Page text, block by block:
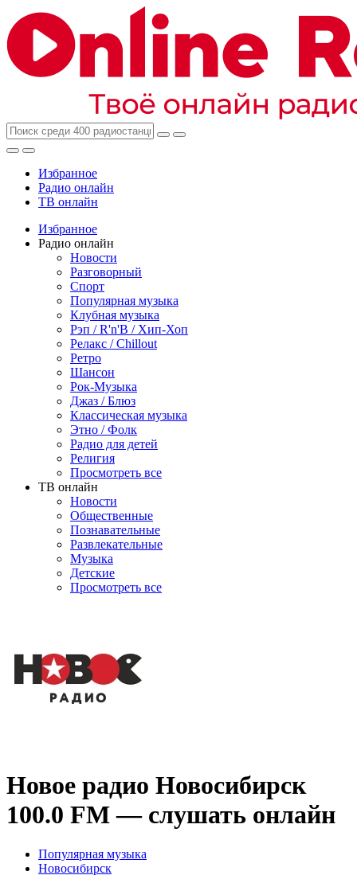
Избранное
Радио онлайн
ТВ онлайн
Избранное
Радио онлайн
Новости
Разговорный
Спорт
Популярная музыка
Клубная музыка
Рэп / R'n'B / Хип-Хоп
Релакс / Chillout
Ретро
Шансон
Рок-Музыка
Джаз / Блюз
Классическая музыка
Этно / Фолк
Радио для детей
Религия
Просмотреть все
ТВ онлайн
Новости
Общественные
Познавательные
Развлекательные
Музыка
Детские
Просмотреть все
Новое радио Новосибирск
100.0 FM — слушать онлайн
Популярная музыка
Новосибирск